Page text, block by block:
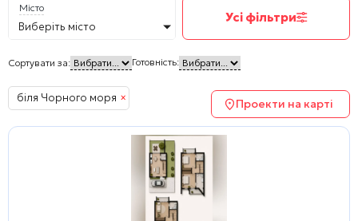
Місто
Виберіть місто
Усі фільтри
Сортувати за: Готовність:
біля Чорного моря × Проекти на карті